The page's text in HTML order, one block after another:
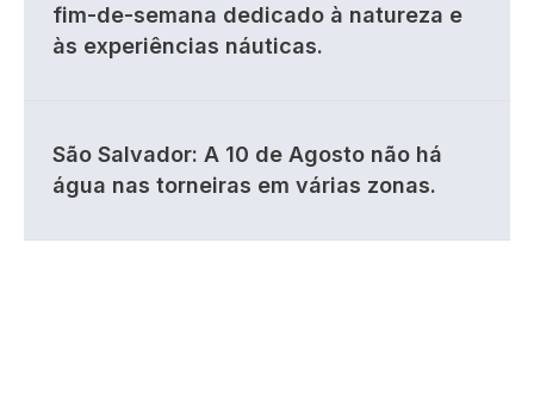
fim-de-semana dedicado à natureza e
às experiências náuticas.
São Salvador: A 10 de Agosto não há
água nas torneiras em várias zonas.